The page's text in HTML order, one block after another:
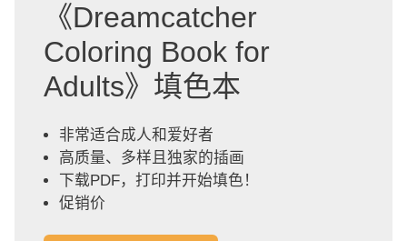
《Dreamcatcher
Coloring Book for
Adults》填色本
非常适合成人和爱好者
高质量、多样且独家的插画
下载PDF，打印并开始填色！
促销价